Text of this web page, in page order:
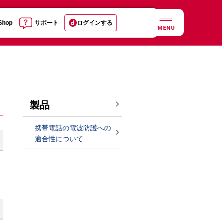
サポート ログインする
MENU
製品
携帯電話の電波防護への
適合性について